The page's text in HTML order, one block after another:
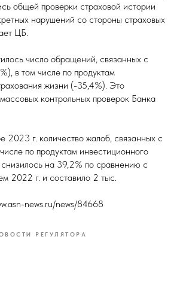
общей проверки страховой истории
нарушений со стороны страховых
ЦБ.
число обращений, связанных с
в том числе по продуктам
жизни (-35,4%). Это
контрольных проверок Банка
2023 г. количество жалоб, связанных с
по продуктам инвестиционного
на 39,2% по сравнению с
2022 г. и составило 2 тыс.
news.ru/news/84668
РЕГУЛЯТОРА